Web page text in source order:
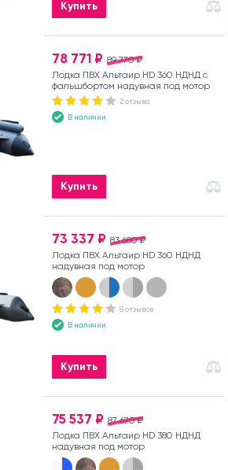
Купить
89 770 ₽
78 771 ₽
Лодка ПВХ Альтаир HD 360 НДНД с
фальшбортом надувная под мотор
2 отзыва
В наличии
Купить
83 680 ₽
73 337 ₽
Лодка ПВХ Альтаир HD 360 НДНД
надувная под мотор
8 отзывов
В наличии
Купить
87 670 ₽
75 537 ₽
Лодка ПВХ Альтаир HD 380 НДНД
надувная под мотор